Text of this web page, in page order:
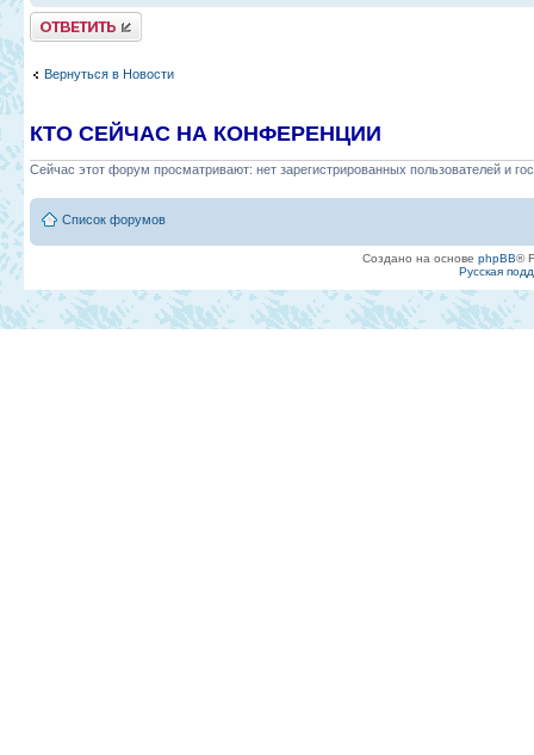
Ответить
Вернуться в Новости
КТО СЕЙЧАС НА КОНФЕРЕНЦИИ
Сейчас этот форум просматривают: нет зарегистрированных пользователей и
Список форумов
Создано на основе phpBB®
Русская